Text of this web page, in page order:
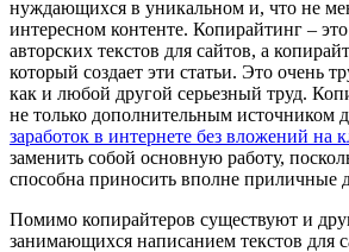
нуждающихся в уникальном и, что не
интересном контенте. Копирайтинг –
авторских текстов для сайтов, а
который создает эти статьи. Это очень
как и любой другой серьезный труд.
не только дополнительным источником
заработок в интернете без вложений на
заменить собой основную работу,
способна приносить вполне приличные
Помимо копирайтеров существуют и
занимающихся написанием текстов для